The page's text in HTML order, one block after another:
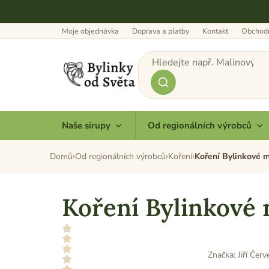
Moje objednávka Doprava a platby Kontakt
Naše sirupy Od regionálních výrobců
Domů Od regionálních výrobců Koření Koření Bylinkové
Koření Bylinkové
Značka: Jiří